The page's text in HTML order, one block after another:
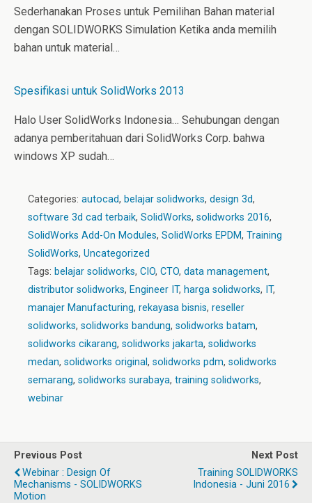
Sederhanakan Proses untuk Pemilihan Bahan material
dengan SOLIDWORKS Simulation Ketika anda memilih
bahan untuk material…
Spesifikasi untuk SolidWorks 2013
Halo User SolidWorks Indonesia… Sehubungan dengan
adanya pemberitahuan dari SolidWorks Corp. bahwa
windows XP sudah…
Categories: autocad, belajar solidworks, design 3d,
software 3d cad terbaik, SolidWorks, solidworks 2016,
SolidWorks Add-On Modules, SolidWorks EPDM, Training
SolidWorks, Uncategorized
Tags: belajar solidworks, CIO, CTO, data management,
distributor solidworks, Engineer IT, harga solidworks, IT,
manajer Manufacturing, rekayasa bisnis, reseller
solidworks, solidworks bandung, solidworks batam,
solidworks cikarang, solidworks jakarta, solidworks
medan, solidworks original, solidworks pdm, solidworks
semarang, solidworks surabaya, training solidworks,
webinar
Previous Post
Webinar : Design Of
Mechanisms - SOLIDWORKS
Motion
Next Post
Training SOLIDWORKS
Indonesia - Juni 2016